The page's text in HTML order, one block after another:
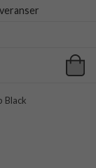
Black